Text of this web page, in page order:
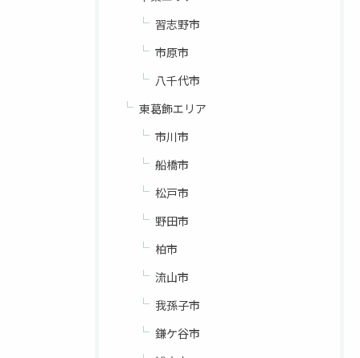
習志野市
市原市
八千代市
東葛飾エリア
市川市
船橋市
松戸市
野田市
柏市
流山市
我孫子市
鎌ケ谷市